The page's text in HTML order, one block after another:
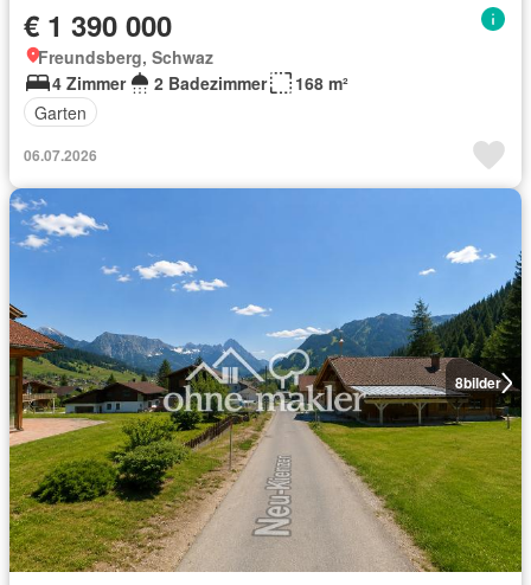
€ 1 390 000
Freundsberg, Schwaz
4 Zimmer
2 Badezimmer
168 m²
Garten
06.07.2026
8bilder